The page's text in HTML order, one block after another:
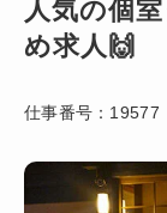
人気の個
め求人🙌
仕事番号： 19577